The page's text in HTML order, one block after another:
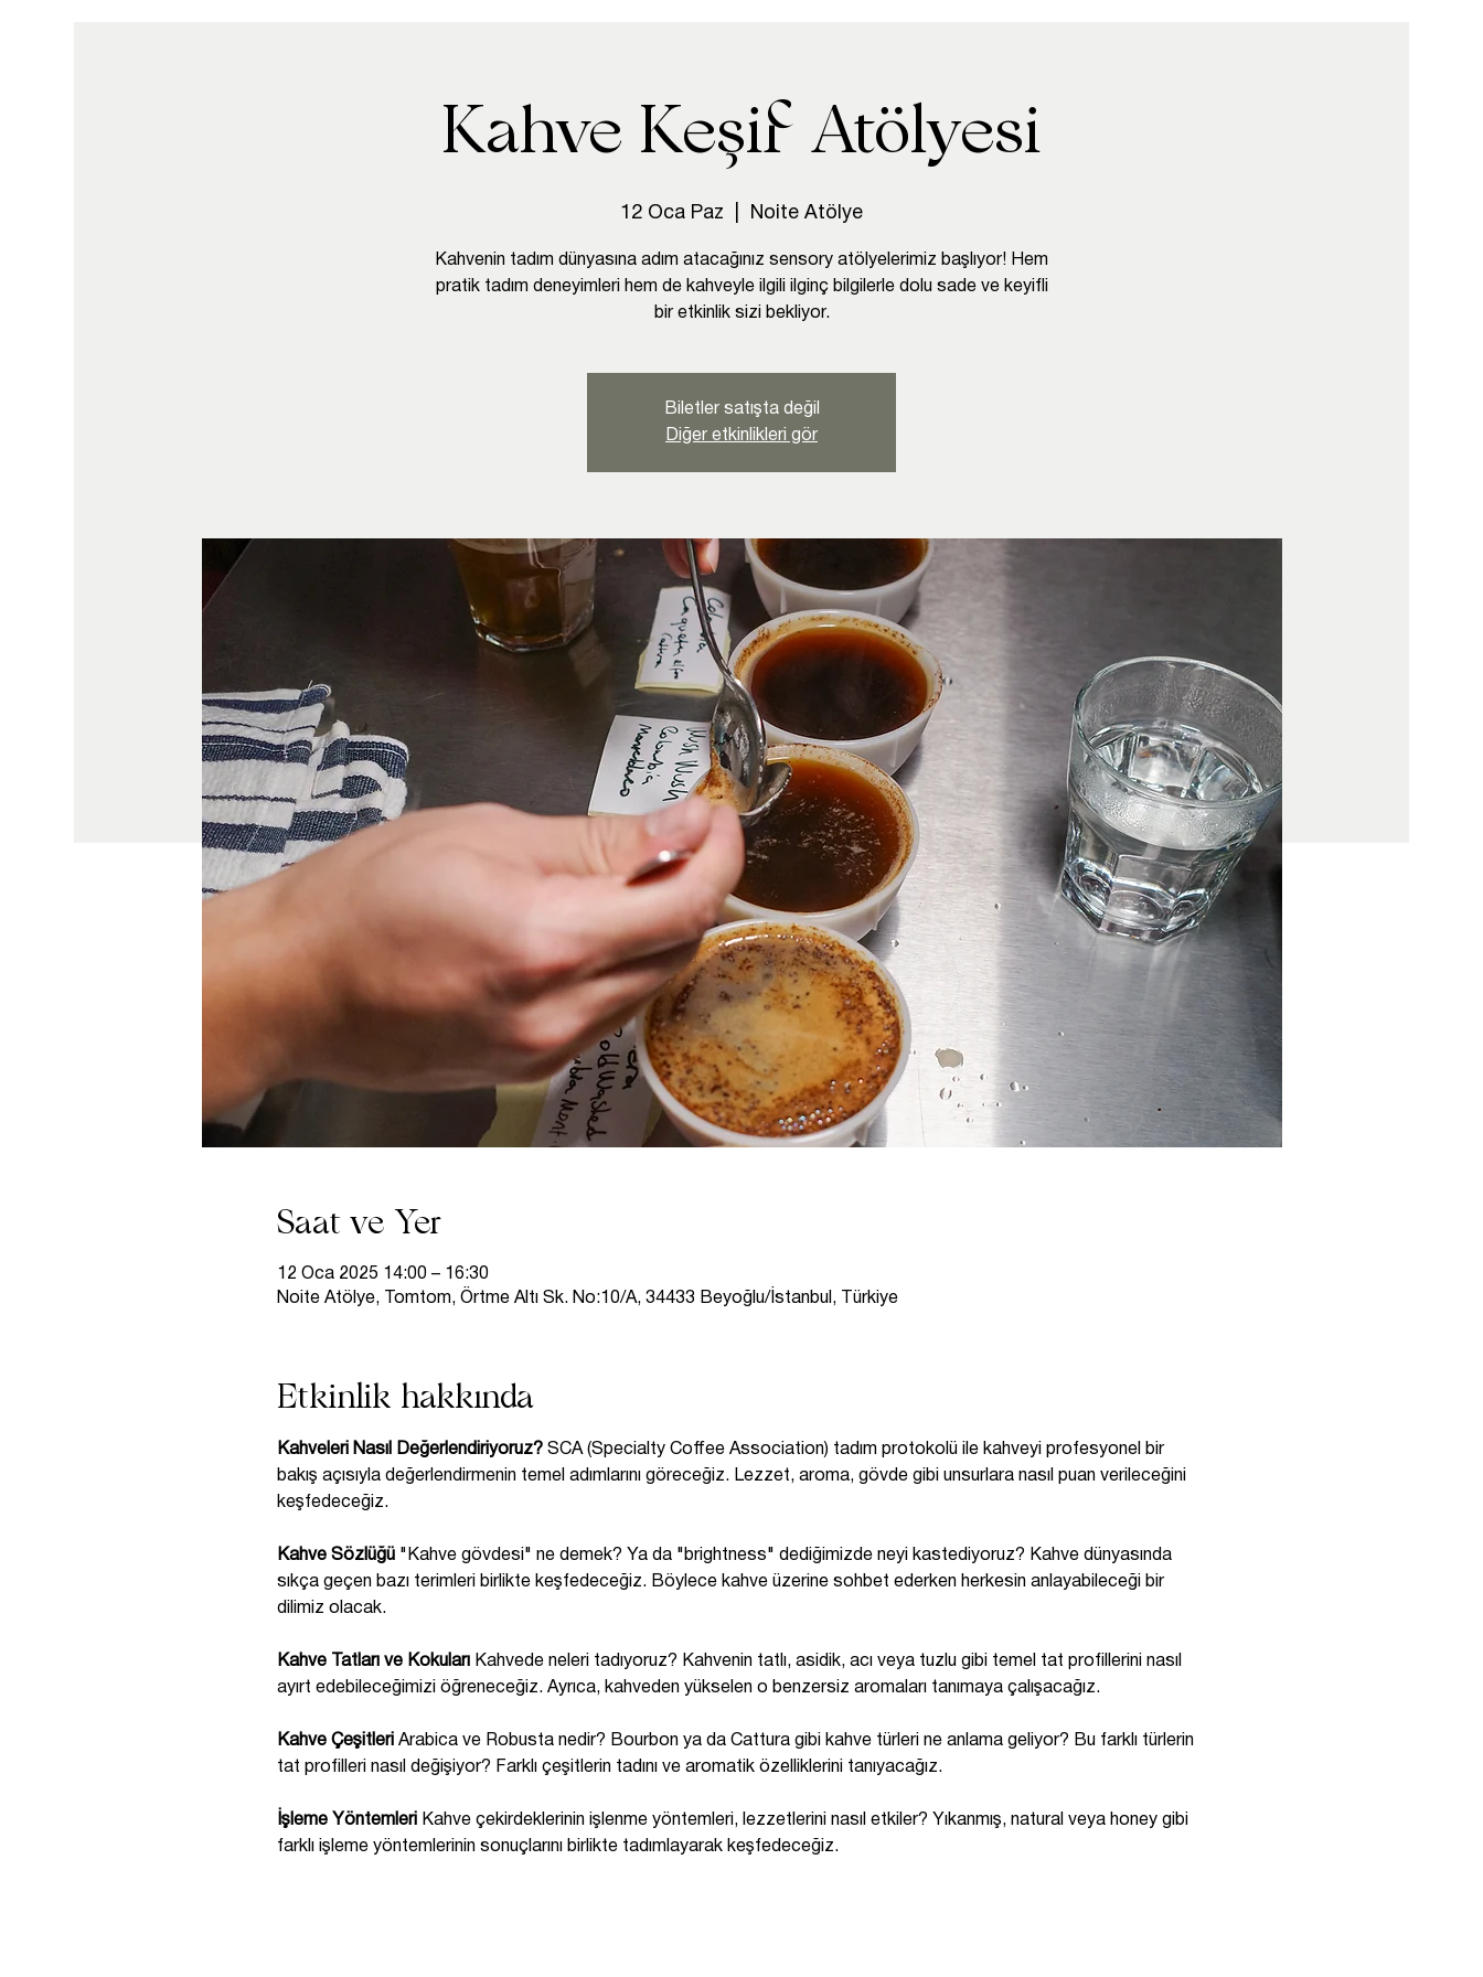
Kahve Keşif Atölyesi
12 Oca Paz Noite Atölye
Kahvenin tadım dünyasına adım atacağınız sensory atölyelerimiz başlıyor! Hem
pratik tadım deneyimleri hem de kahveyle ilgili ilginç bilgilerle dolu sade ve keyifli
bir etkinlik sizi bekliyor.
Biletler satışta değil
Diğer etkinlikleri gör
Saat ve Yer
12 Oca 2025 14:00 – 16:30
Noite Atölye, Tomtom, Örtme Altı Sk. No:10/A, 34433 Beyoğlu/İstanbul, Türkiye
Etkinlik hakkında
Kahveleri Nasıl Değerlendiriyoruz? SCA (Specialty Coffee Association) tadım protokolü ile kahveyi profesyonel bir
bakış açısıyla değerlendirmenin temel adımlarını göreceğiz. Lezzet, aroma, gövde gibi unsurlara nasıl puan verileceğini
keşfedeceğiz.
Kahve Sözlüğü "Kahve gövdesi" ne demek? Ya da "brightness" dediğimizde neyi kastediyoruz? Kahve dünyasında
sıkça geçen bazı terimleri birlikte keşfedeceğiz. Böylece kahve üzerine sohbet ederken herkesin anlayabileceği bir
dilimiz olacak.
Kahve Tatları ve Kokuları
Kahvede neleri tadıyoruz? Kahvenin tatlı, asidik, acı veya tuzlu gibi temel tat profillerini nasıl
ayırt edebileceğimizi öğreneceğiz. Ayrıca, kahveden yükselen o benzersiz aromaları tanımaya çalışacağız.
Kahve Çeşitleri Arabica ve Robusta nedir? Bourbon ya da Cattura gibi kahve türleri ne anlama geliyor? Bu farklı türlerin
tat profilleri nasıl değişiyor? Farklı çeşitlerin tadını ve aromatik özelliklerini tanıyacağız.
İşleme Yöntemleri
Kahve çekirdeklerinin işlenme yöntemleri, lezzetlerini nasıl etkiler? Yıkanmış, natural veya honey gibi
farklı işleme yöntemlerinin sonuçlarını birlikte tadımlayarak keşfedeceğiz.